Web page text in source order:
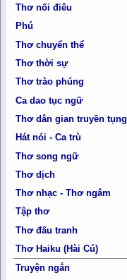
Thơ nối điêu
Phú
Thơ chuyển thể
Thơ thời sự
Thơ trào phúng
Ca dao tục ngữ
Thơ dân gian truyền tụng
Hát nói - Ca trù
Thơ song ngữ
Thơ dịch
Thơ nhạc - Thơ ngâm
Tập thơ
Thơ đấu tranh
Thơ Haiku (Hài Cú)
Truyện ngắn